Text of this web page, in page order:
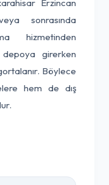
Erzincan
sonrasında
hizmetinden
depoya girerken
Böylece
hem de dış